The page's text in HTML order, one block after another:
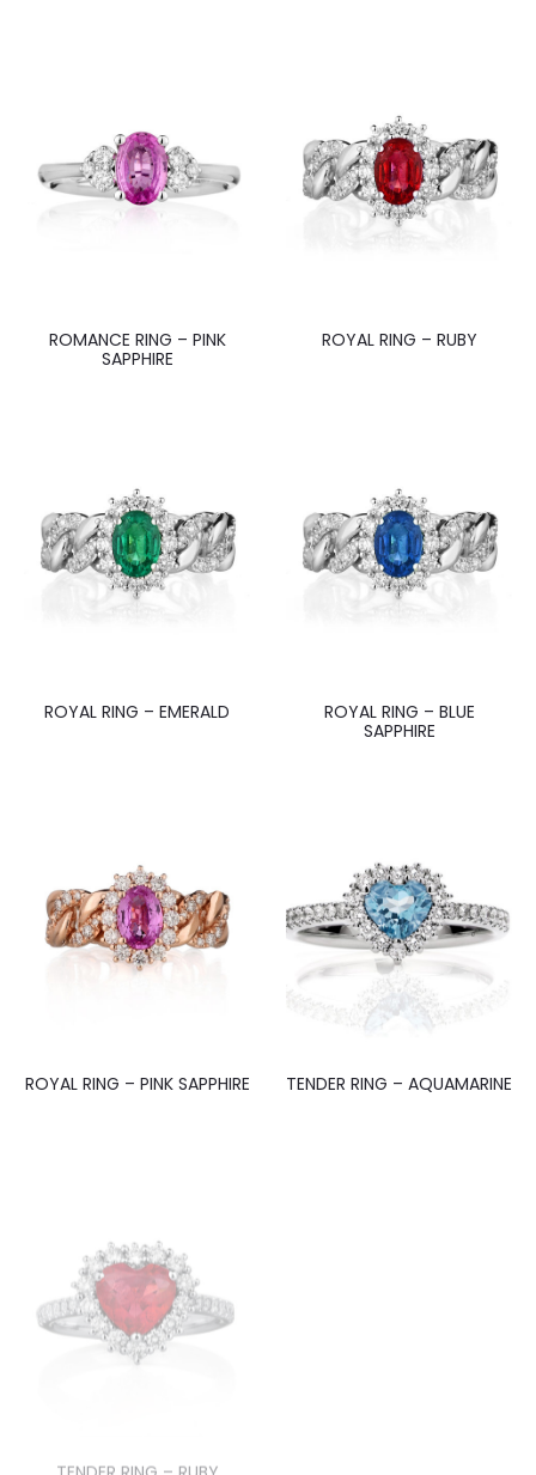
ROMANCE RING – PINK
SAPPHIRE
ROYAL RING – RUBY
ROYAL RING – EMERALD
ROYAL RING – BLUE
SAPPHIRE
ROYAL RING – PINK SAPPHIRE TENDER RING – AQUAMARINE